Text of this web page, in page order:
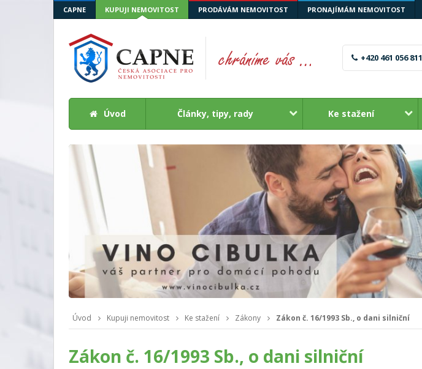
CAPNE KUPUJI NEMOVITOST PRODÁVÁM NEMOVITOST PRONAJÍMÁM NEMOVITOST
+420 461 056 811
Úvod Články, tipy, rady Ke stažení
Úvod Kupuji nemovitost Ke stažení Zákony Zákon č. 16/1993 Sb., o dani silniční
Zákon č. 16/1993 Sb., o dani silniční